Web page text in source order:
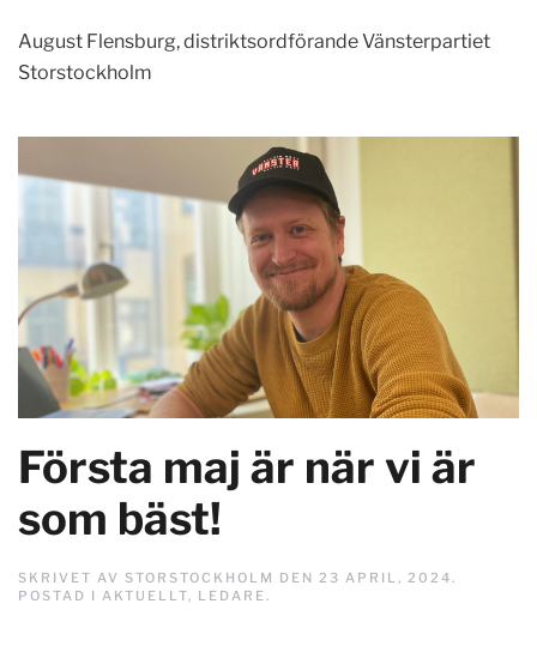
August Flensburg, distriktsordförande Vänsterpartiet
Storstockholm
Första maj är när vi är
som bäst!
SKRIVET AV STORSTOCKHOLM DEN 23 APRIL, 2024.
POSTAD I AKTUELLT, LEDARE.